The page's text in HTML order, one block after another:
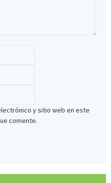
y sitio web en este
comente.